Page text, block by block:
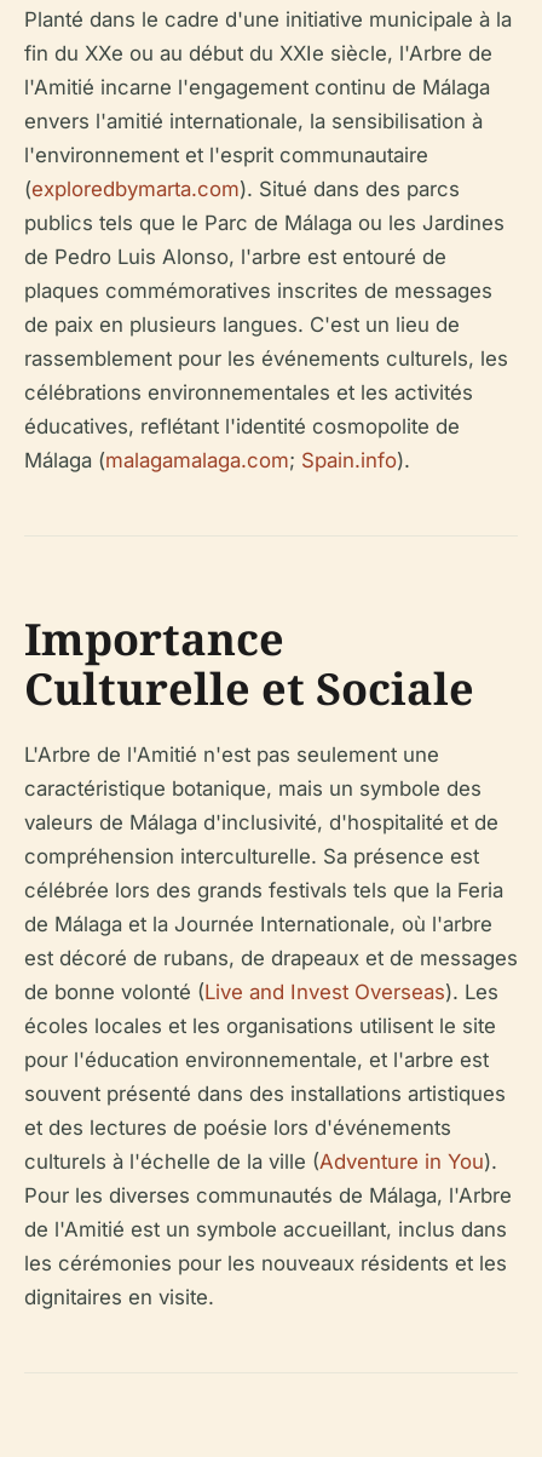
Planté dans le cadre d'une initiative municipale à la
fin du XXe ou au début du XXIe siècle, l'Arbre de
l'Amitié incarne l'engagement continu de Málaga
envers l'amitié internationale, la sensibilisation à
l'environnement et l'esprit communautaire
(exploredbymarta.com). Situé dans des parcs
publics tels que le Parc de Málaga ou les Jardines
de Pedro Luis Alonso, l'arbre est entouré de
plaques commémoratives inscrites de messages
de paix en plusieurs langues. C'est un lieu de
rassemblement pour les événements culturels, les
célébrations environnementales et les activités
éducatives, reflétant l'identité cosmopolite de
Málaga (malagamalaga.com; Spain.info).
Importance
Culturelle et Sociale
L'Arbre de l'Amitié n'est pas seulement une
caractéristique botanique, mais un symbole des
valeurs de Málaga d'inclusivité, d'hospitalité et de
compréhension interculturelle. Sa présence est
célébrée lors des grands festivals tels que la Feria
de Málaga et la Journée Internationale, où l'arbre
est décoré de rubans, de drapeaux et de messages
de bonne volonté (Live and Invest Overseas). Les
écoles locales et les organisations utilisent le site
pour l'éducation environnementale, et l'arbre est
souvent présenté dans des installations artistiques
et des lectures de poésie lors d'événements
culturels à l'échelle de la ville (Adventure in You).
Pour les diverses communautés de Málaga, l'Arbre
de l'Amitié est un symbole accueillant, inclus dans
les cérémonies pour les nouveaux résidents et les
dignitaires en visite.